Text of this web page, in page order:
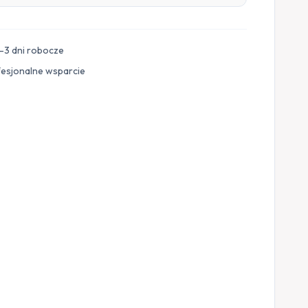
dni robocze
wsparcie